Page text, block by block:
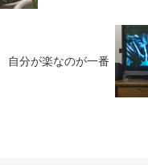
自分が楽なのが一番